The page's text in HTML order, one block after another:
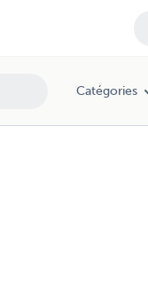
Catégories